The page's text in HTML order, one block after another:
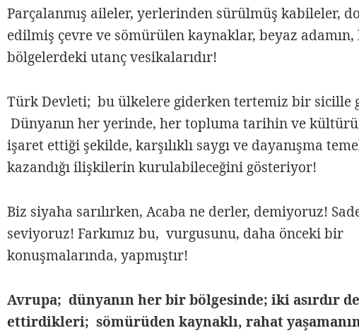
Parçalanmış aileler, yerlerinden sürülmüş kabileler,
edilmiş çevre ve sömürülen kaynaklar, beyaz adamın,
bölgelerdeki utanç vesikalarıdır!
Türk Devleti; bu ülkelere giderken tertemiz bir sicille
Dünyanın her yerinde, her topluma tarihin ve
işaret ettiği şekilde, karşılıklı saygı ve dayanışma
kazandığı ilişkilerin kurulabileceğini gösteriyor!
Biz siyaha sarılırken, Acaba ne derler, demiyoruz!
seviyoruz! Farkımız bu, vurgusunu, daha önceki bir
konuşmalarında, yapmıştır!
Avrupa; dünyanın her bir bölgesinde; iki asırdır
ettirdikleri; sömürüden kaynaklı, rahat